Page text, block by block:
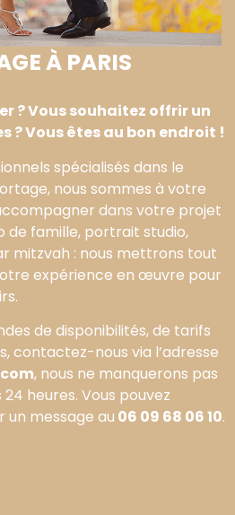
À PARIS
? Vous souhaitez offrir un
? Vous êtes au bon endroit !
spécialisés dans le
nous sommes à votre
dans votre projet
de famille, portrait studio,
mitzvah : nous mettrons tout
expérience en œuvre pour
de disponibilités, de tarifs
contactez-nous via l’adresse
, nous ne manquerons pas
heures. Vous pouvez
un message au 06 09 68 06 10.